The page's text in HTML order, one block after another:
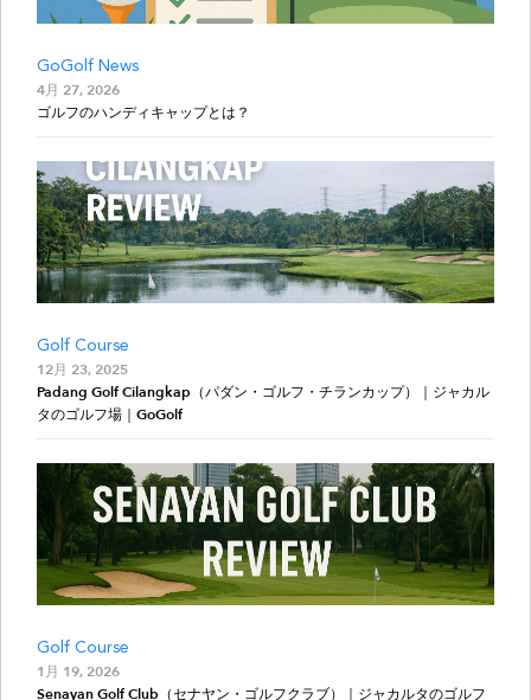
GoGolf News
4月 27, 2026
ゴルフのハンディキャップとは？
Golf Course
12月 23, 2025
Padang Golf Cilangkap（パダン・ゴルフ・チランカップ）｜ジャカル
タのゴルフ場｜GoGolf
Golf Course
1月 19, 2026
Senayan Golf Club（セナヤン・ゴルフクラブ）｜ジャカルタのゴルフ